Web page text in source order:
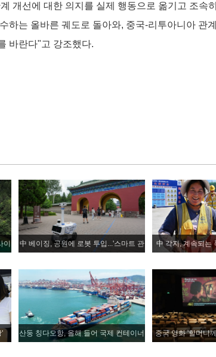
개선에 대한 의지를 실제 행동으로 옮기고 조속
하는 올바른 궤도로 돌아와, 중국-리투아니아 관
바란다"고 강조했다.